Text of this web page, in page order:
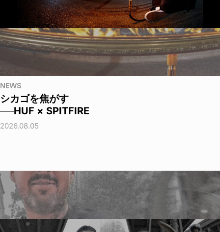
NEWS
シカゴを焦がす
──HUF × SPITFIRE
2026.08.05